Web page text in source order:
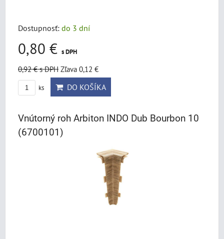
Dostupnosť: do 3 dní
0,80 € s DPH
0,92 €s DPH Zľava 0,12 €
ks DO KOŠÍKA
Vnútorný roh Arbiton INDO Dub Bourbon 10
(6700101)